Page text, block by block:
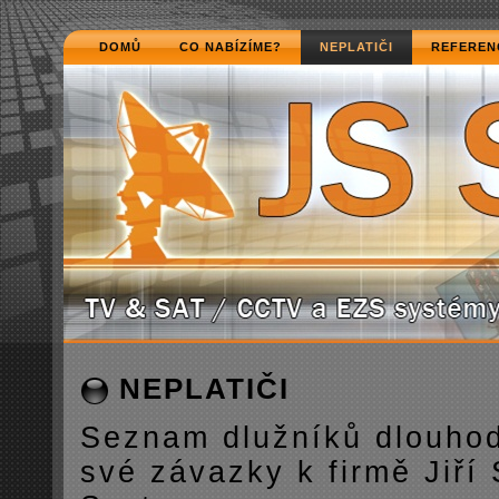
DOMŮ CO NABÍZÍME? NEPLATIČI
NEPLATIČI
Seznam dlužníků
své závazky k firmě Jiří